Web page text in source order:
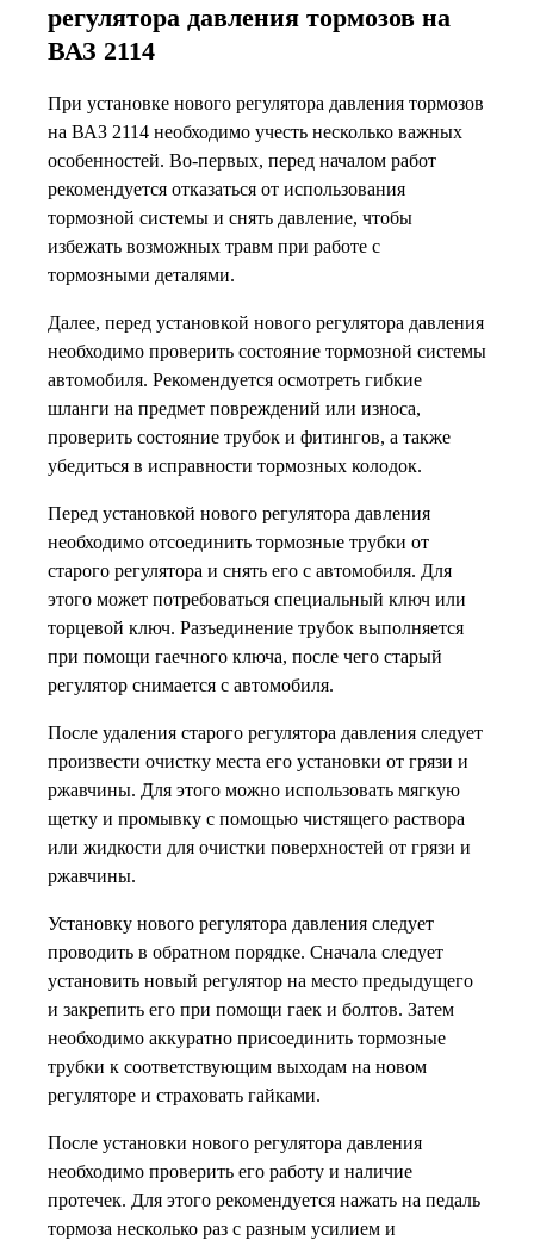
регулятора давления тормозов на
ВАЗ 2114
При установке нового регулятора давления тормозов
на ВАЗ 2114 необходимо учесть несколько важных
особенностей. Во-первых, перед началом работ
рекомендуется отказаться от использования
тормозной системы и снять давление, чтобы
избежать возможных травм при работе с
тормозными деталями.
Далее, перед установкой нового регулятора давления
необходимо проверить состояние тормозной системы
автомобиля. Рекомендуется осмотреть гибкие
шланги на предмет повреждений или износа,
проверить состояние трубок и фитингов, а также
убедиться в исправности тормозных колодок.
Перед установкой нового регулятора давления
необходимо отсоединить тормозные трубки от
старого регулятора и снять его с автомобиля. Для
этого может потребоваться специальный ключ или
торцевой ключ. Разъединение трубок выполняется
при помощи гаечного ключа, после чего старый
регулятор снимается с автомобиля.
После удаления старого регулятора давления следует
произвести очистку места его установки от грязи и
ржавчины. Для этого можно использовать мягкую
щетку и промывку с помощью чистящего раствора
или жидкости для очистки поверхностей от грязи и
ржавчины.
Установку нового регулятора давления следует
проводить в обратном порядке. Сначала следует
установить новый регулятор на место предыдущего
и закрепить его при помощи гаек и болтов. Затем
необходимо аккуратно присоединить тормозные
трубки к соответствующим выходам на новом
регуляторе и страховать гайками.
После установки нового регулятора давления
необходимо проверить его работу и наличие
протечек. Для этого рекомендуется нажать на педаль
тормоза несколько раз с разным усилием и